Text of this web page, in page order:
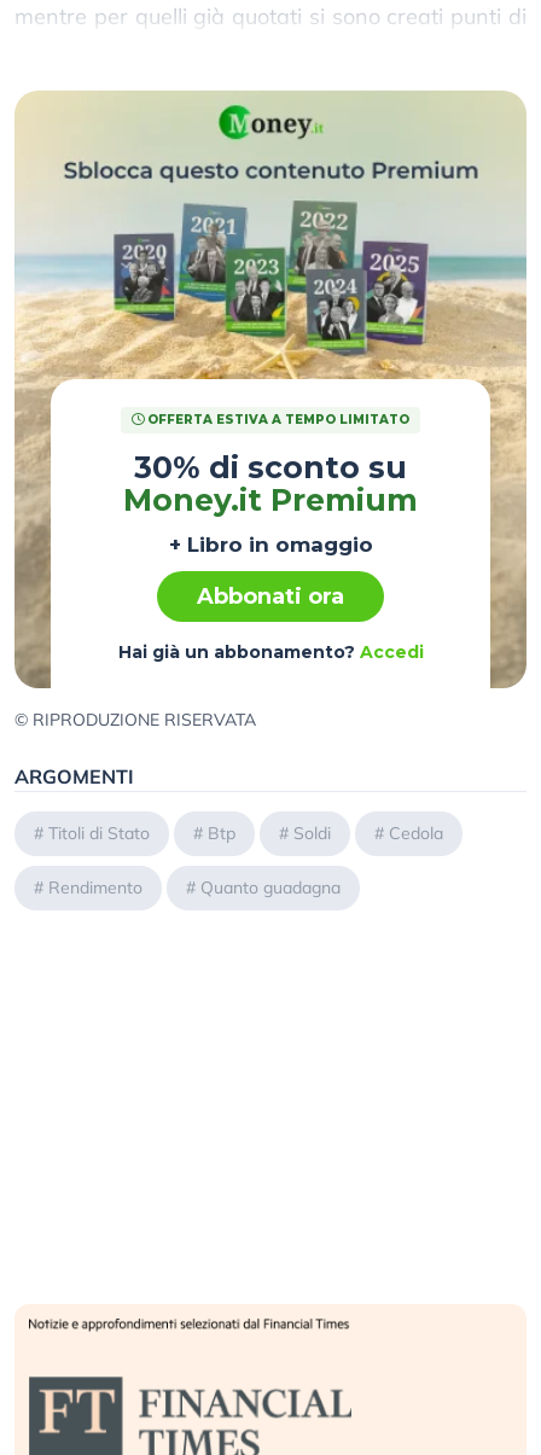
mentre per quelli già quotati si sono creati punti di
OFFERTA ESTIVA A TEMPO LIMITATO
30% di sconto su
Money.it Premium
+ Libro in omaggio
Abbonati ora
Hai già un abbonamento? Accedi
© RIPRODUZIONE RISERVATA
ARGOMENTI
# Titoli di Stato # Btp # Soldi # Cedola
# Rendimento # Quanto guadagna